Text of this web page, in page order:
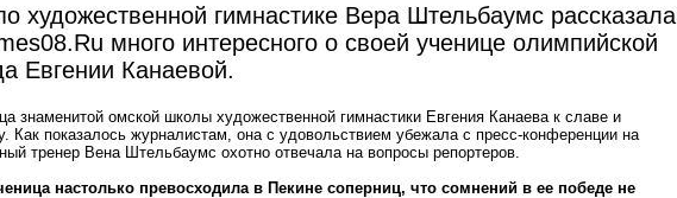
художественной гимнастике Вера Штельбаумс рассказала
много интересного о своей ученице олимпийской
Евгении Канаевой.
знаменитой омской школы художественной гимнастики Евгения Канаева к славе и
Как показалось журналистам, она с удовольствием убежала с пресс-конференции на
тренер Вена Штельбаумс охотно отвечала на вопросы репортеров.
настолько превосходила в Пекине соперниц, что сомнений в ее победе не